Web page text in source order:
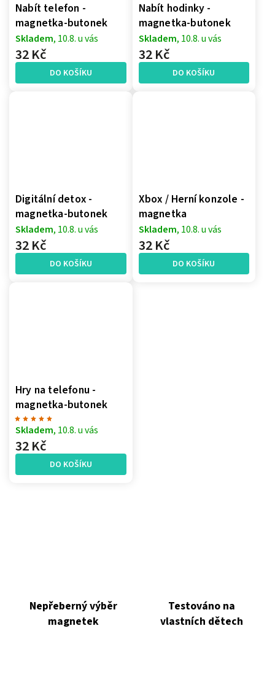
Nabít telefon -
magnetka-butonek
Skladem, 10.8. u vás
32 Kč
DO KOŠÍKU
Nabít hodinky -
magnetka-butonek
Skladem, 10.8. u vás
32 Kč
DO KOŠÍKU
Digitální detox -
magnetka-butonek
Skladem, 10.8. u vás
32 Kč
DO KOŠÍKU
Xbox / Herní konzole -
magnetka
Skladem, 10.8. u vás
32 Kč
DO KOŠÍKU
Hry na telefonu -
magnetka-butonek
Skladem, 10.8. u vás
32 Kč
DO KOŠÍKU
Nepřeberný výběr
magnetek
Testováno na
vlastních dětech